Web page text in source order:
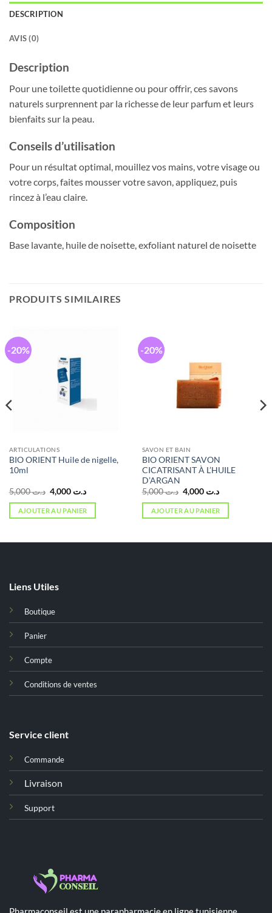
DESCRIPTION
AVIS (0)
Description
Pour une toilette quotidienne ou pour offrir, ces savons
naturels surprennent par la richesse de leur parfum et leurs
bienfaits sur la peau.
Conseils d’utilisation
Pour un résultat optimal, mouillez vos mains, votre visage ou
votre corps, faites mousser votre savon, appliquez, puis
rincez à l’eau claire.
Composition
Base lavante, huile de noisette, exfoliant naturel de noisette
PRODUITS SIMILAIRES
-20%
ARTICULATIONS
BIO ORIENT Huile de nigelle,
10ml
د.ت5,000
Le
prix
initial
était :
د.ت 4,000
Le
actuel
est :
AJOUTER AU PANIER
-20%
SAVON ET BAIN
BIO ORIENT SAVON
CICATRISANT À L’HUILE
D’ARGAN
د.ت5,000
Le
prix
initial
était :
د.ت 4,000
Le
actuel
est :
AJOUTER AU PANIER
Liens Utiles
Boutique
Panier
Compte
Conditions de ventes
Service client
Commande
Livraison
Support